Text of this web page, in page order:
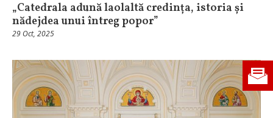
„Catedrala adună laolaltă credința, istoria și
nădejdea unui întreg popor”
29 Oct, 2025